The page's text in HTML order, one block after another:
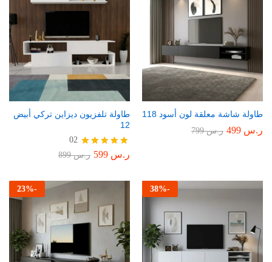
طاولة شاشة معلقة لون أسود 118
ر.س ر.س799
طاولة تلفزيون ديزاين تركي أبيض
12
تم التقييم
02
ر.س ر.س899
-
38%
-
23%